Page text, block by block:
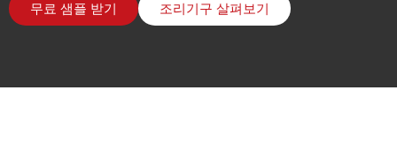
무료 샘플 받기 조리기구 살펴보기